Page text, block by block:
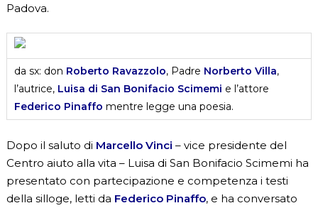
Padova.
da sx: don Roberto Ravazzolo, Padre Norberto Villa,
l’autrice, Luisa di San Bonifacio Scimemi e l’attore
Federico Pinaffo mentre legge una poesia.
Dopo il saluto di Marcello Vinci – vice presidente del
Centro aiuto alla vita – Luisa di San Bonifacio Scimemi ha
presentato con partecipazione e competenza i testi
della silloge, letti da Federico Pinaffo, e ha conversato